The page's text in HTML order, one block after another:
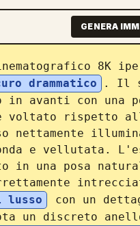
GENERA
8K
drammatico
. Il
in avanti con
voltato rispetto
nettamente
e vellutata.
in una posa
lusso
con un
un discreto